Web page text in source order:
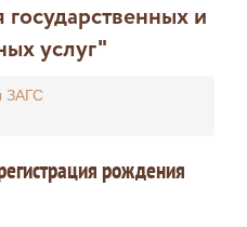
и
услуг"
ЗАГС
рождения